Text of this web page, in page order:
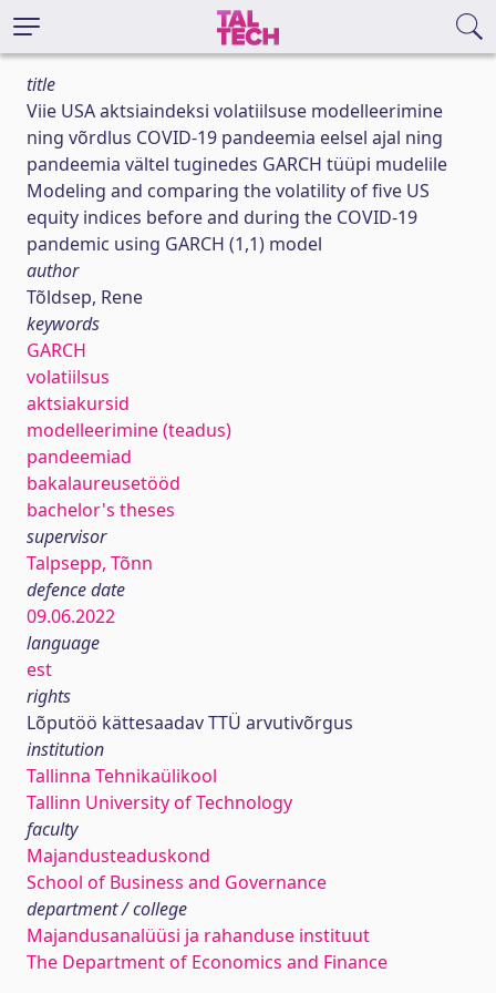
title
Viie USA aktsiaindeksi volatiilsuse modelleerimine
ning võrdlus COVID-19 pandeemia eelsel ajal ning
pandeemia vältel tuginedes GARCH tüüpi mudelile
Modeling and comparing the volatility of five US
equity indices before and during the COVID-19
pandemic using GARCH (1,1) model
author
Tõldsep, Rene
keywords
GARCH
volatiilsus
aktsiakursid
modelleerimine (teadus)
pandeemiad
bakalaureusetööd
bachelor's theses
supervisor
Talpsepp, Tõnn
defence date
09.06.2022
language
est
rights
Lõputöö kättesaadav TTÜ arvutivõrgus
institution
Tallinna Tehnikaülikool
Tallinn University of Technology
faculty
Majandusteaduskond
School of Business and Governance
department / college
Majandusanalüüsi ja rahanduse instituut
The Department of Economics and Finance